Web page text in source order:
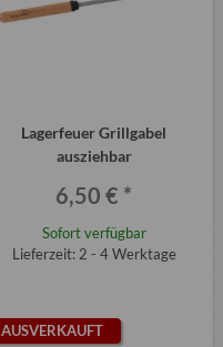
Lagerfeuer Grillgabel
ausziehbar
6,50 € *
Sofort verfügbar
Lieferzeit: 2 - 4 Werktage
AUSVERKAUFT